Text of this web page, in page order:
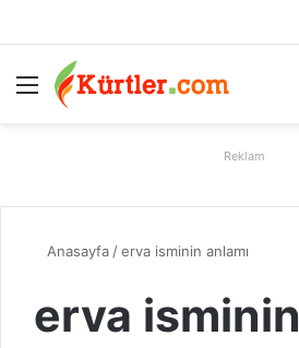
Menü
Reklam
Anasayfa /erva isminin anlamı
erva isminin